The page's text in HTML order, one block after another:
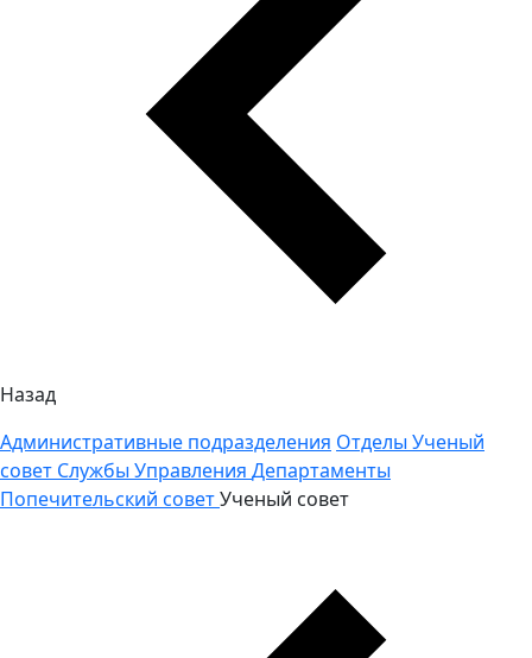
Назад
Административные подразделения Отделы Ученый
совет Службы Управления Департаменты
Попечительский советУченый совет